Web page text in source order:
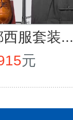
服套装...
元